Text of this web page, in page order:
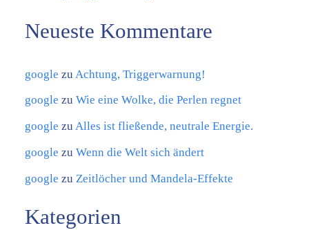
Neueste Kommentare
google zu Achtung, Triggerwarnung!
google zuWie eine Wolke, die Perlen regnet
google zuAlles ist fließende, neutrale Energie.
google zuWenn die Welt sich ändert
google zu Zeitlöcher und Mandela-Effekte
Kategorien
e